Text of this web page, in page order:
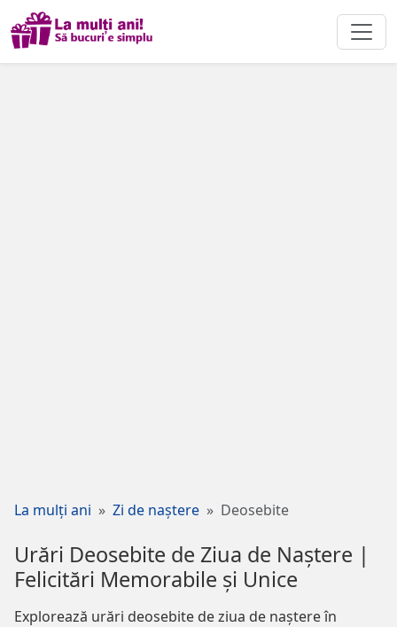
La mulți ani Zi de naștere Deosebite
Urări Deosebite de Ziua de Naștere |
Felicitări Memorabile și Unice
Explorează urări deosebite de ziua de naștere în